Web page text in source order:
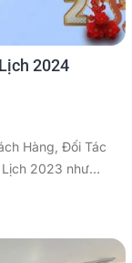
2024
Hàng, Đối Tác
2023 như...